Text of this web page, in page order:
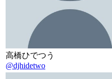
高橋ひでつう
@djhidetwo